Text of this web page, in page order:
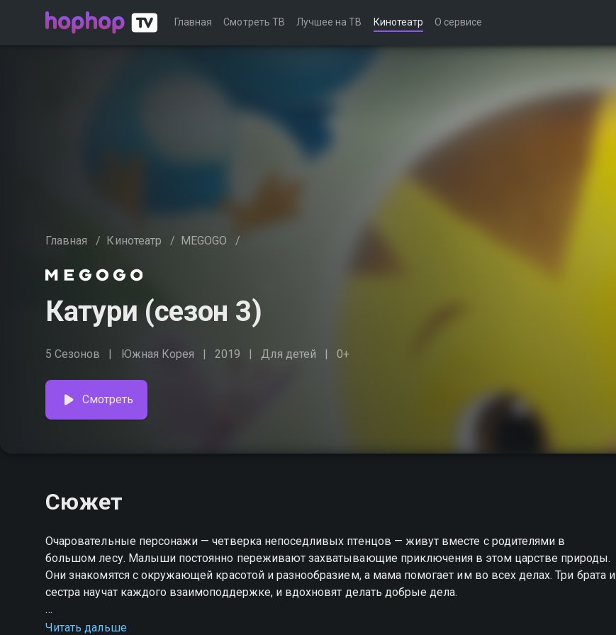
Главная Смотреть ТВ Лучшее на ТВ Кинотеатр О сервисе
Главная / Кинотеатр / MEGOGO /
Катури (сезон 3)
5 Сезонов Южная Корея 2019 Для детей 0+
Смотреть
Сюжет
Очаровательные персонажи — четверка непоседливых птенцов — живут вместе с родителями в
большом лесу. Малыши постоянно переживают захватывающие приключения в этом царстве природы.
Они знакомятся с окружающей красотой и разнообразием, а мама помогает им во всех делах. Три брата и
сестра научат каждого взаимоподдержке, и вдохновят делать добрые дела.
Посмотреть онлайн 3 сезон сериала Катури вы можете совершенно бесплатно в хорошем HD качестве
Читать дальше